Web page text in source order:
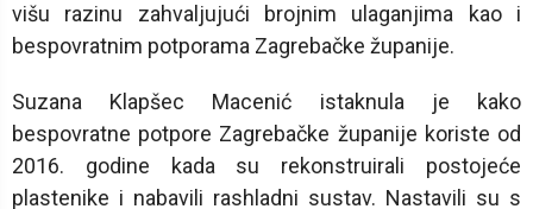
višu razinu zahvaljujući brojnim ulaganjima kao i
bespovratnim potporama Zagrebačke županije.
Suzana Klapšec Macenić istaknula je kako
bespovratne potpore Zagrebačke županije koriste od
2016. godine kada su rekonstruirali postojeće
plastenike i nabavili rashladni sustav. Nastavili su s